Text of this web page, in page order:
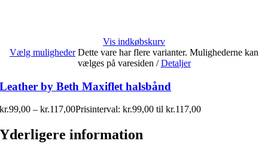
Vis indkøbskurv
Vælg muligheder Dette vare har flere varianter. Mulighederne kan
vælges på varesiden / Detaljer
Leather by Beth Maxiflet halsbånd
kr.99,00 – kr.117,00Prisinterval: kr.99,00 til kr.117,00
Yderligere information